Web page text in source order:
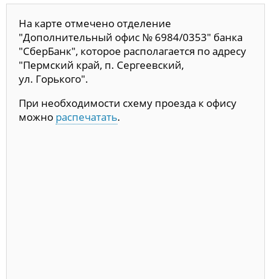
На карте отмечено отделение
"Дополнительный офис № 6984/0353" банка
"СберБанк", которое располагается по адресу
"Пермский край, п. Сергеевский,
ул. Горького".
При необходимости схему проезда к офису
можно распечатать.